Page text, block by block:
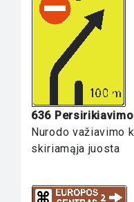
636
Nurodo važiavimo
skiriamąja juosta